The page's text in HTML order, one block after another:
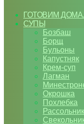
ГОТОВИМ
СУПЫ
Бозбаш
Борщ
Бульоны
Капустняк
Крем-суп
Лагман
Окрошка
Похлебка
Рассольник